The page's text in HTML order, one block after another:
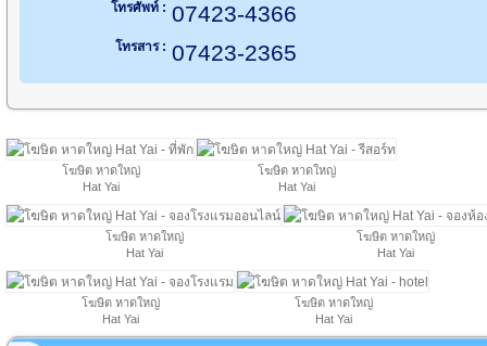
โทรศัพท์ : 07423-4366
โทรสาร : 07423-2365
โฆษิต หาดใหญ่
Hat Yai
โฆษิต หาดใหญ่
Hat Yai
โฆษิต หาดใหญ่
Hat Yai
โฆษิต หาดใหญ่
Hat Yai
โฆษิต หาดใหญ่
Hat Yai
โฆษิต หาดใหญ่
Hat Yai